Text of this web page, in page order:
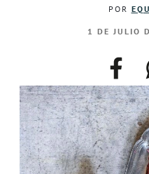
POR
1 DE JULIO